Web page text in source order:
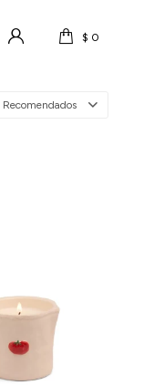
$ 0
Recomendados